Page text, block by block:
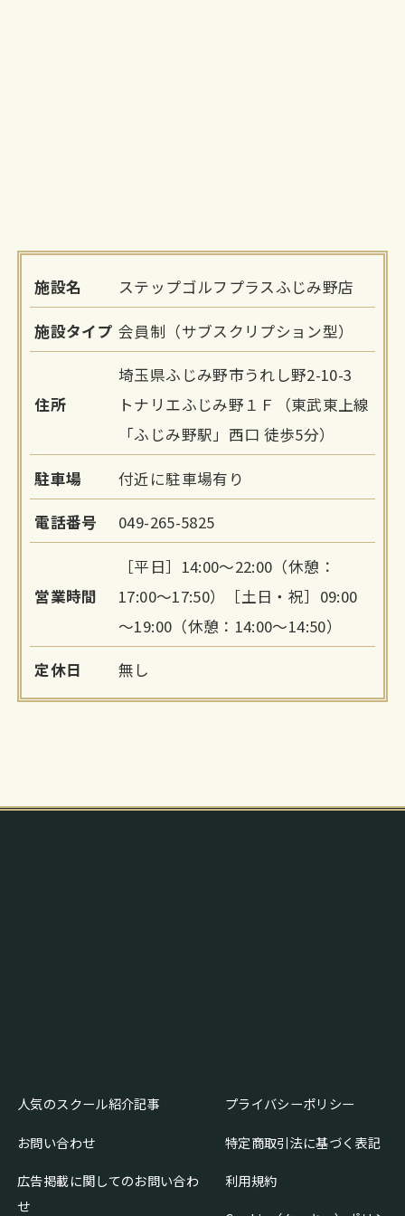
施設名 ステップゴルフプラスふじみ野店
施設タイプ 会員制（サブスクリプション型）
住所
埼玉県ふじみ野市うれし野2-10-3
トナリエふじみ野１Ｆ（東武東上線
「ふじみ野駅」西口 徒歩5分）
駐車場 付近に駐車場有り
電話番号 049-265-5825
営業時間
［平日］14:00～22:00（休憩：
17:00～17:50）［土日・祝］09:00
～19:00（休憩：14:00～14:50）
定休日 無し
人気のスクール紹介記事
お問い合わせ
広告掲載に関してのお問い合わ
せ
プライバシーポリシー
特定商取引法に基づく表記
利用規約